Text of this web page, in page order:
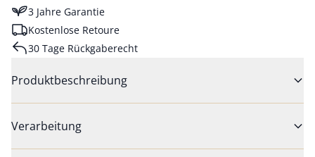
3 Jahre Garantie
Kostenlose Retoure
30 Tage Rückgaberecht
Produktbeschreibung
Verarbeitung